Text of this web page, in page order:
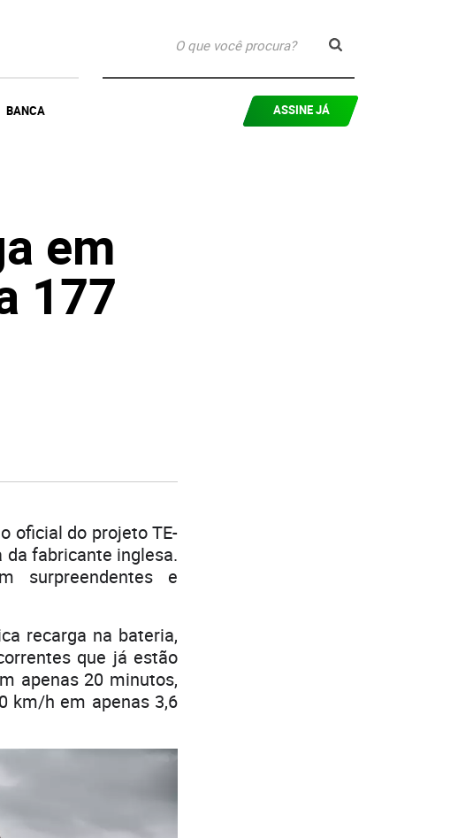
BANCA ASSINE JÁ
em
177
oficial do projeto TE-
fabricante inglesa.
surpreendentes e
recarga na bateria,
que já estão
apenas 20 minutos,
km/h em apenas 3,6